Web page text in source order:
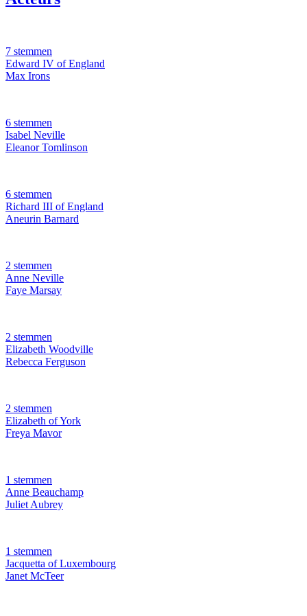
7 stemmen
Edward IV of England
Max Irons
6 stemmen
Isabel Neville
Eleanor Tomlinson
6 stemmen
Richard III of England
Aneurin Barnard
2 stemmen
Anne Neville
Faye Marsay
2 stemmen
Elizabeth Woodville
Rebecca Ferguson
2 stemmen
Elizabeth of York
Freya Mavor
1 stemmen
Anne Beauchamp
Juliet Aubrey
1 stemmen
Jacquetta of Luxembourg
Janet McTeer